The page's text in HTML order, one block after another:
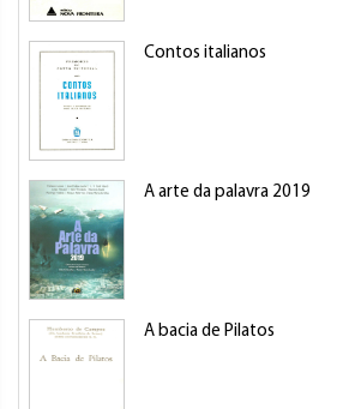
Contos italianos
A arte da palavra 2019
A bacia de Pilatos